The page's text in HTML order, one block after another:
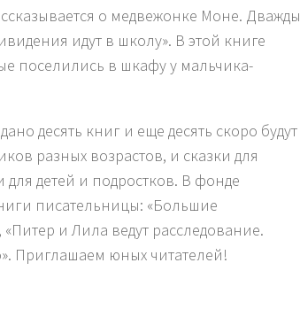
о медвежонке Моне. Дважды
идут в школу». В этой книге
поселились в шкафу у мальчика-
десять книг и еще десять скоро будут
разных возрастов, и сказки для
детей и подростков. В фонде
писательницы: «Большие
и Лила ведут расследование.
Приглашаем юных читателей!